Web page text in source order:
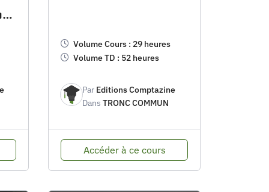
Volume Cours : 29 heures
Volume TD : 52 heures
Par Editions Comptazine
DansTRONC COMMUN
Accéder à ce cours